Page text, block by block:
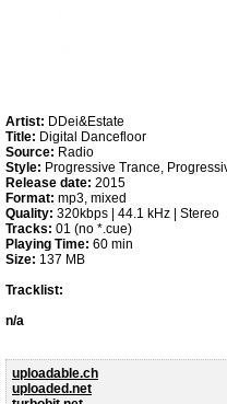
Artist: DDei&Estate
Title: Digital Dancefloor
Source: Radio
Style: Progressive Trance,
Release date: 2015
Format: mp3, mixed
Quality: 320kbps | 44.1 kHz | Stereo
Tracks: 01 (no *.cue)
Playing Time: 60 min
Size: 137 MB
Tracklist:
n/a
uploadable.ch
uploaded.net